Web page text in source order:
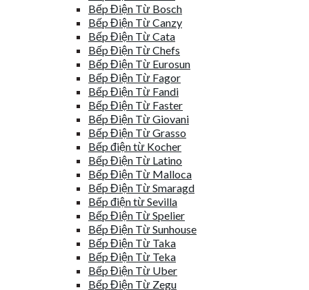
Bếp Điện Từ Bosch
Bếp Điện Từ Canzy
Bếp Điện Từ Cata
Bếp Điện Từ Chefs
Bếp Điện Từ Eurosun
Bếp Điện Từ Fagor
Bếp Điện Từ Fandi
Bếp Điện Từ Faster
Bếp Điện Từ Giovani
Bếp Điện Từ Grasso
Bếp điện từ Kocher
Bếp Điện Từ Latino
Bếp Điện Từ Malloca
Bếp Điện Từ Smaragd
Bếp điện từ Sevilla
Bếp Điện Từ Spelier
Bếp Điện Từ Sunhouse
Bếp Điện Từ Taka
Bếp Điện Từ Teka
Bếp Điện Từ Uber
Bếp Điện Từ Zegu